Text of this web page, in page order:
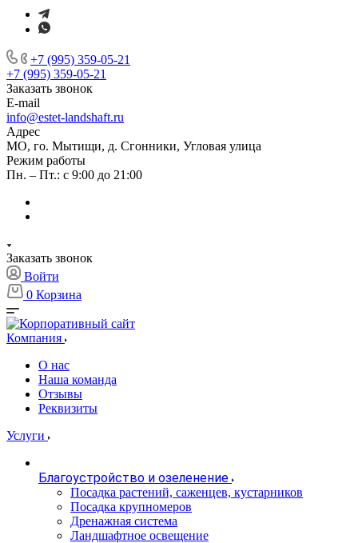
+7 (995) 359-05-21
+7 (995) 359-05-21
Заказать звонок
E-mail
info@estet-landshaft.ru
Адрес
МО, го. Мытищи, д. Сгонники, Угловая улица
Режим работы
Пн. – Пт.: с 9:00 до 21:00
Заказать звонок
Войти
0 Корзина
Компания
О нас
Наша команда
Отзывы
Реквизиты
Услуги
Благоустройство и озеленение
Посадка растений, саженцев, кустарников
Посадка крупномеров
Дренажная система
Ландшафтное освещение